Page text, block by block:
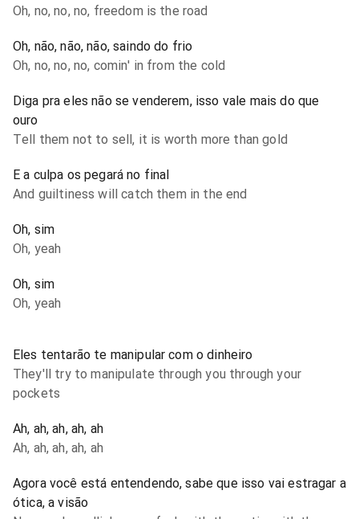
Oh, no, no, no, freedom is the road
Oh, não, não, não, saindo do frio
Oh, no, no, no, comin' in from the cold
Diga pra eles não se venderem, isso vale mais do que
ouro
Tell them not to sell, it is worth more than gold
E a culpa os pegará no final
And guiltiness will catch them in the end
Oh, sim
Oh, yeah
Oh, sim
Oh, yeah
Eles tentarão te manipular com o dinheiro
They'll try to manipulate through you through your
pockets
Ah, ah, ah, ah, ah
Ah, ah, ah, ah, ah
Agora você está entendendo, sabe que isso vai estragar a
ótica, a visão